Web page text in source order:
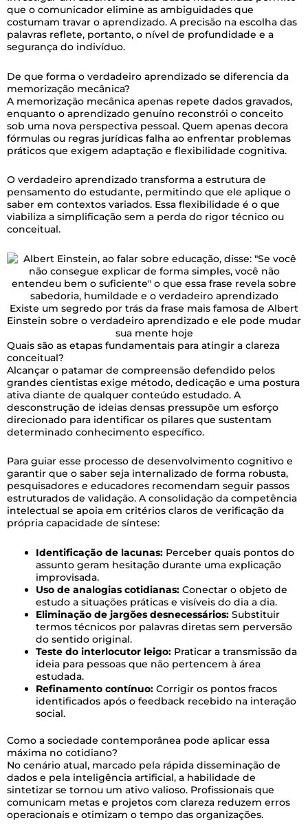
que o comunicador elimine as ambiguidades que
costumam travar o aprendizado. A precisão na escolha das
palavras reflete, portanto, o nível de profundidade e a
segurança do indivíduo.
De que forma o verdadeiro aprendizado se diferencia da
memorização mecânica?
A memorização mecânica apenas repete dados gravados,
enquanto o aprendizado genuíno reconstrói o conceito
sob uma nova perspectiva pessoal. Quem apenas decora
fórmulas ou regras jurídicas falha ao enfrentar problemas
práticos que exigem adaptação e flexibilidade cognitiva.
O verdadeiro aprendizado transforma a estrutura de
pensamento do estudante, permitindo que ele aplique o
saber em contextos variados. Essa flexibilidade é o que
viabiliza a simplificação sem a perda do rigor técnico ou
conceitual.
Existe um segredo por trás da frase mais famosa de Albert
Einstein sobre o verdadeiro aprendizado e ele pode mudar
sua mente hoje
Quais são as etapas fundamentais para atingir a clareza
conceitual?
Alcançar o patamar de compreensão defendido pelos
grandes cientistas exige método, dedicação e uma postura
ativa diante de qualquer conteúdo estudado. A
desconstrução de ideias densas pressupõe um esforço
direcionado para identificar os pilares que sustentam
determinado conhecimento específico.
Para guiar esse processo de desenvolvimento cognitivo e
garantir que o saber seja internalizado de forma robusta,
pesquisadores e educadores recomendam seguir passos
estruturados de validação. A consolidação da competência
intelectual se apoia em critérios claros de verificação da
própria capacidade de síntese:
Identificação de lacunas: Perceber quais pontos do
assunto geram hesitação durante uma explicação
improvisada.
Uso de analogias cotidianas: Conectar o objeto de
estudo a situações práticas e visíveis do dia a dia.
Eliminação de jargões desnecessários: Substituir
termos técnicos por palavras diretas sem perversão
do sentido original.
Teste do interlocutor leigo: Praticar a transmissão da
ideia para pessoas que não pertencem à área
estudada.
Refinamento contínuo: Corrigir os pontos fracos
identificados após o feedback recebido na interação
social.
Como a sociedade contemporânea pode aplicar essa
máxima no cotidiano?
No cenário atual, marcado pela rápida disseminação de
dados e pela inteligência artificial, a habilidade de
sintetizar se tornou um ativo valioso. Profissionais que
comunicam metas e projetos com clareza reduzem erros
operacionais e otimizam o tempo das organizações.